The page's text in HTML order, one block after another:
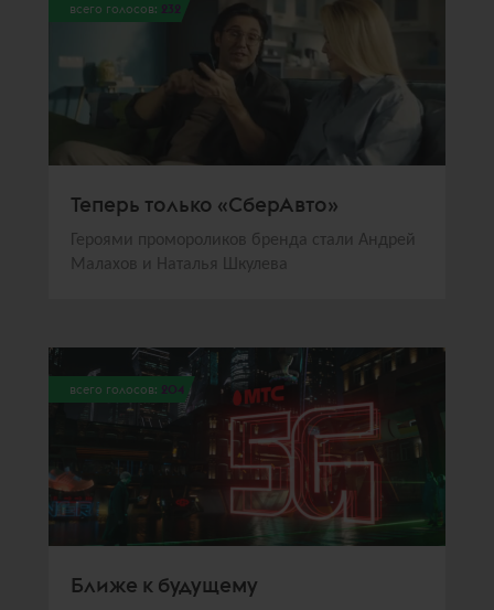
всего голосов: 232
Теперь только «СберАвто»
Героями промороликов бренда стали Андрей
Малахов и Наталья Шкулева
всего голосов: 204
Ближе к будущему